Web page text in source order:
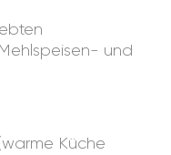
und
Küche